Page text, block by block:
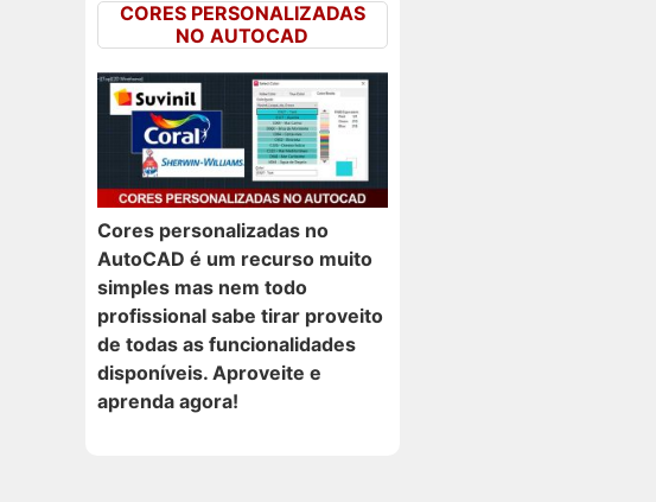
CORES PERSONALIZADAS
NO AUTOCAD
Cores personalizadas no
AutoCAD é um recurso muito
simples mas nem todo
profissional sabe tirar proveito
de todas as funcionalidades
disponíveis. Aproveite e
aprenda agora!